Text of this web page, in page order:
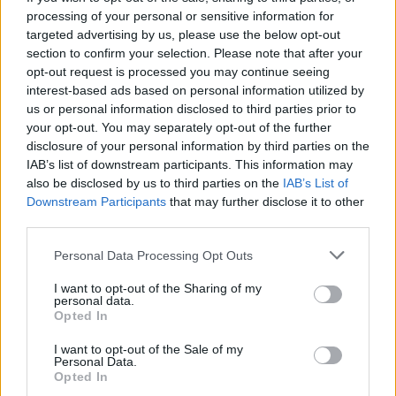
processing of your personal or sensitive information for
targeted advertising by us, please use the below opt-out
section to confirm your selection. Please note that after your
opt-out request is processed you may continue seeing
interest-based ads based on personal information utilized by
us or personal information disclosed to third parties prior to
your opt-out. You may separately opt-out of the further
disclosure of your personal information by third parties on the
IAB’s list of downstream participants. This information may
also be disclosed by us to third parties on the IAB’s List of
Downstream Participants that may further disclose it to other
Personal Data Processing Opt Outs
I want to opt-out of the Sharing of my
personal data.
Opted In
I want to opt-out of the Sale of my
Personal Data.
Opted In
Responder